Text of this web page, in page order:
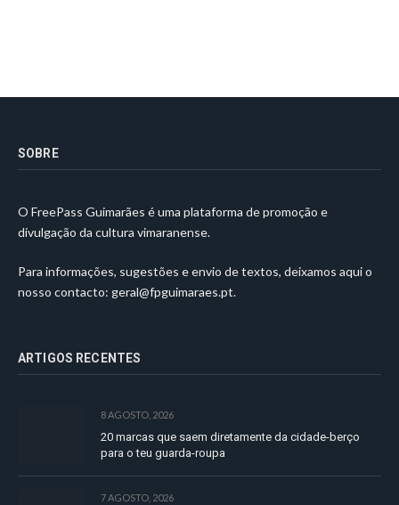
SOBRE
O FreePass Guimarães é uma plataforma de promoção e
divulgação da cultura vimaranense.
Para informações, sugestões e envio de textos, deixamos aqui o
nosso contacto: geral@fpguimaraes.pt.
ARTIGOS RECENTES
8 AGOSTO, 2026
20 marcas que saem diretamente da cidade-berço
para o teu guarda-roupa
7 AGOSTO, 2026